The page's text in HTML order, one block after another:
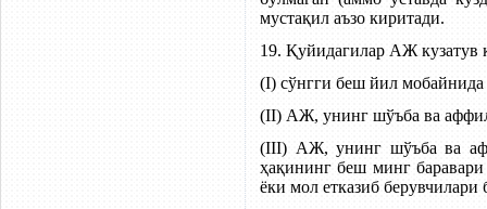
мустақил аъзо киритади.
19. Қуйидагилар АЖ кузатув
(I) сўнгги беш йил
(II) АЖ, унинг шўъба ва
(III) АЖ, унинг шўъба ва
ҳақининг беш минг
ёки мол етказиб